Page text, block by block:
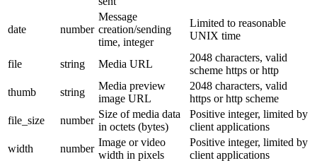
date number
Message
creation/sending
time, integer
Limited to reasonable
UNIX time
file string Media URL
2048 characters, valid
scheme https or http
thumb
string
Media preview
image URL
2048 characters, valid
https or http scheme
file_size
number
Size of media data
in octets (bytes)
Positive integer, limited by
client applications
width
number
Image or video
width in pixels
Positive integer, limited by
client applications